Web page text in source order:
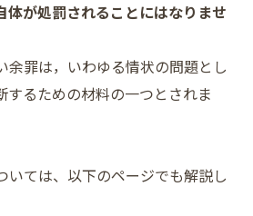
体が処罰されることにはなりませ
余罪は，いわゆる情状の問題とし
するための材料の一つとされま
いては、以下のページでも解説し